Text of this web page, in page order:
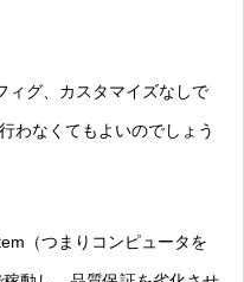
ィグ、カスタマイズなしで
わなくてもよいのでしょう
（つまりコンピュータを